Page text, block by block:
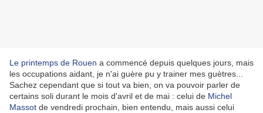
Le printemps de Rouen a commencé depuis quelques jours, mais
les occupations aidant, je n'ai guère pu y trainer mes guètres...
Sachez cependant que si tout va bien, on va pouvoir parler de
certains soli durant le mois d'avril et de mai : celui de Michel
Massot de vendredi prochain, bien entendu, mais aussi celui